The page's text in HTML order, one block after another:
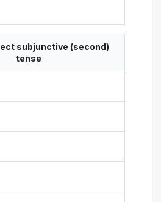
subjunctive (second)
tense